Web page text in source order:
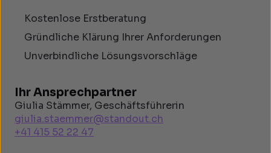
Kostenlose Erstberatung
Gründliche Klärung Ihrer Anforderungen
Unverbindliche Lösungsvorschläge
Ihr Ansprechpartner
Giulia Stämmer, Geschäftsführerin
giulia.staemmer@standout.ch
+41 415 52 22 47